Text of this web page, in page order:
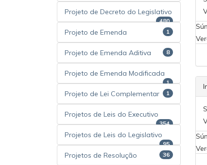
Projeto de Decreto do Legislativo
480
Projeto de Emenda 1
Projeto de Emenda Aditiva 8
Projeto de Emenda Modificada
1
Projeto de Lei Complementar 1
Projetos de Leis do Executivo
354
Projetos de Leis do Legislativo
95
Projetos de Resolução 36